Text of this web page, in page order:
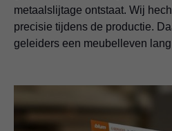
metaalslijtage ontstaat. Wij
precisie tijdens de productie.
geleiders een meubelleven